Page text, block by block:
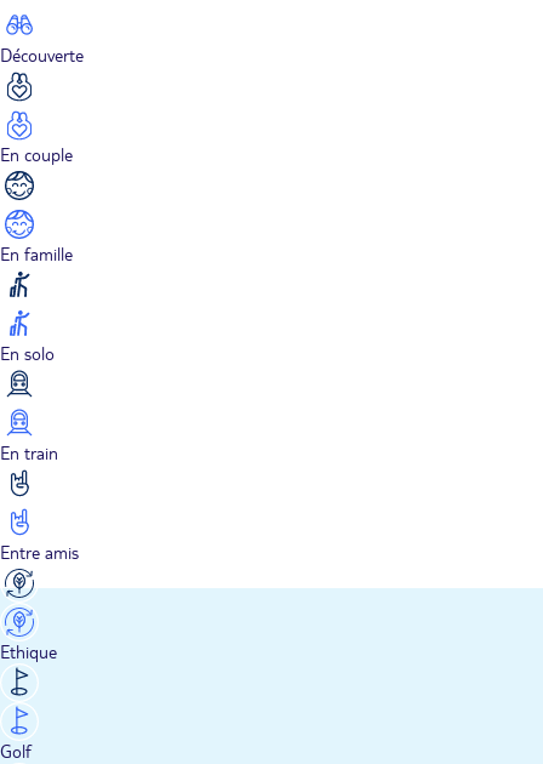
Découverte
En couple
En famille
En solo
En train
Entre amis
Ethique
Golf